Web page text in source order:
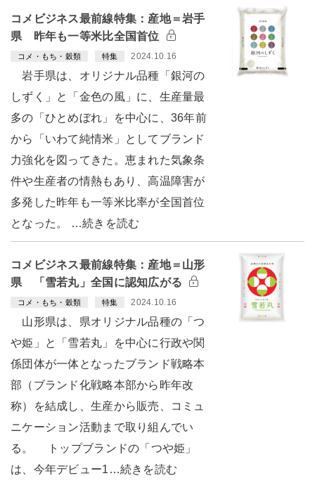
コメビジネス最前線特集：産地＝岩手
県 昨年も一等米比全国首位
コメ・もち・穀類 特集 2024.10.16
岩手県は、オリジナル品種「銀河の
しずく」と「金色の風」に、生産量最
多の「ひとめぼれ」を中心に、36年前
から「いわて純情米」としてブランド
力強化を図ってきた。恵まれた気象条
件や生産者の情熱もあり、高温障害が
多発した昨年も一等米比率が全国首位
となった。 …続きを読む
コメビジネス最前線特集：産地＝山形
県 「雪若丸」全国に認知広がる
コメ・もち・穀類 特集 2024.10.16
山形県は、県オリジナル品種の「つ
や姫」と「雪若丸」を中心に行政や関
係団体が一体となったブランド戦略本
部（ブランド化戦略本部から昨年改
称）を結成し、生産から販売、コミュ
ニケーション活動まで取り組んでい
る。 トップブランドの「つや姫」
は、今年デビュー1…続きを読む